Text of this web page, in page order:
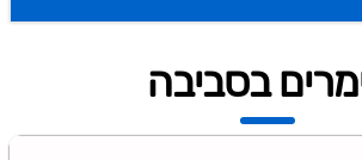
בסביבה